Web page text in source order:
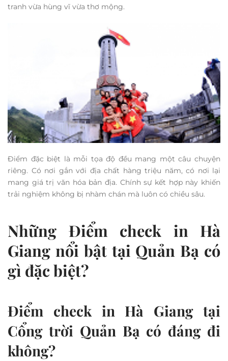
tranh vừa hùng vĩ vừa thơ mộng.
Điểm đặc biệt là mỗi tọa độ đều mang một câu chuyện
riêng. Có nơi gắn với địa chất hàng triệu năm, có nơi lại
mang giá trị văn hóa bản địa. Chính sự kết hợp này khiến
trải nghiệm không bị nhàm chán mà luôn có chiều sâu.
Những Điểm check in Hà
Giang nổi bật tại Quản Bạ có
gì đặc biệt?
Điểm check in Hà Giang tại
Cổng trời Quản Bạ có đáng đi
không?